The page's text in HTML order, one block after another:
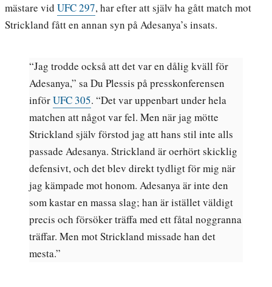
mästare vid UFC 297, har efter att själv ha gått match mot
Strickland fått en annan syn på Adesanya’s insats.
“Jag trodde också att det var en dålig kväll för
Adesanya,” sa Du Plessis på presskonferensen
införUFC 305. “Det var uppenbart under hela
matchen att något var fel. Men när jag mötte
Strickland själv förstod jag att hans stil inte alls
passade Adesanya. Strickland är oerhört skicklig
defensivt, och det blev direkt tydligt för mig när
jag kämpade mot honom. Adesanya är inte den
som kastar en massa slag; han är istället väldigt
precis och försöker träffa med ett fåtal noggranna
träffar. Men mot Strickland missade han det
mesta.”